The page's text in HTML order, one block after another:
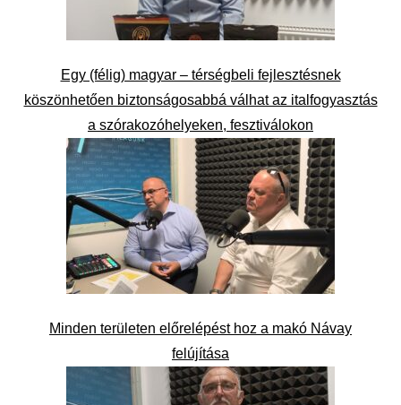
Egy (félig) magyar – térségbeli fejlesztésnek
köszönhetően biztonságosabbá válhat az italfogyasztás
a szórakozóhelyeken, fesztiválokon
Minden területen előrelépést hoz a makó Návay
felújítása